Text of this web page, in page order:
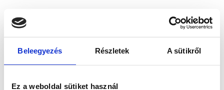
Beleegyezés Részletek A sütikről
Ez a weboldal sütiket használ